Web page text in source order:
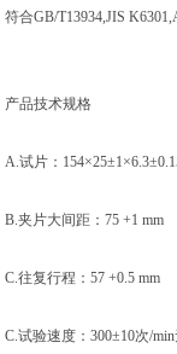
符合GB/T13934,JIS
产品技术规格
A.试片：
B.夹片大间距：75 +1 mm
C.往复行程：57 +0.5 mm
C.试验速度：300±10次/